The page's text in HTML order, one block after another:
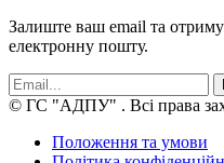
Залиште ваш email та
електронну пошту.
© ГС "АДПУ" . Всі права
Положення та умови